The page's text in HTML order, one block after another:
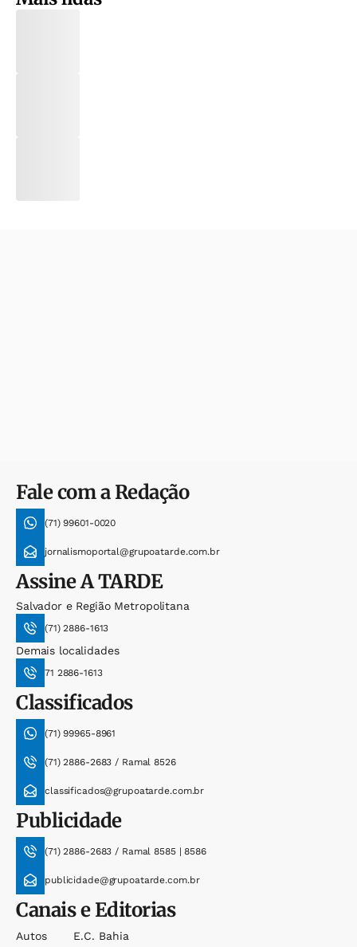
Fale com a Redação
(71) 99601-0020
jornalismoportal@grupoatarde.com.br
AssineA TARDE
Salvador e Região Metropolitana
(71) 2886-1613
Demais localidades
71 2886-1613
Classificados
(71) 99965-8961
(71) 2886-2683 / Ramal 8526
classificados@grupoatarde.com.br
Publicidade
(71) 2886-2683 / Ramal 8585 | 8586
publicidade@grupoatarde.com.br
Canais e Editorias
Autos
E.c. Bahia